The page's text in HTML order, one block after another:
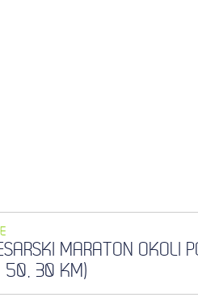
MARATON OKOLI
50, 30 KM)